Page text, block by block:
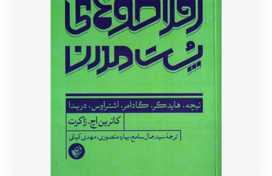
ادبیات روسیه
ادبیات آمریکای لاتین
ادبیات آلمان
ادبیات ترکیه
ادبیات آسیا
سایر کشورهای اروپا